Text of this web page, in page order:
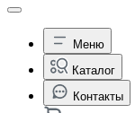
Меню
Каталог
Контакты